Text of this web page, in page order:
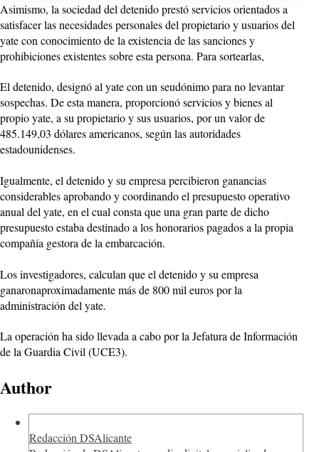
Asimismo, la sociedad del detenido prestó servicios orientados a
satisfacer las necesidades personales del propietario y usuarios del
yate con conocimiento de la existencia de las sanciones y
prohibiciones existentes sobre esta persona. Para sortearlas,
El detenido, designó al yate con un seudónimo para no levantar
sospechas. De esta manera, proporcionó servicios y bienes al
propio yate, a su propietario y sus usuarios, por un valor de
485.149,03 dólares americanos, según las autoridades
estadounidenses.
Igualmente, el detenido y su empresa percibieron ganancias
considerables aprobando y coordinando el presupuesto operativo
anual del yate, en el cual consta que una gran parte de dicho
presupuesto estaba destinado a los honorarios pagados a la propia
compañía gestora de la embarcación.
Los investigadores, calculan que el detenido y su empresa
ganaronaproximadamente más de 800 mil euros por la
administración del yate.
La operación ha sido llevada a cabo por la Jefatura de Información
de la Guardia Civil (UCE3).
Author
Redacción DSAlicante